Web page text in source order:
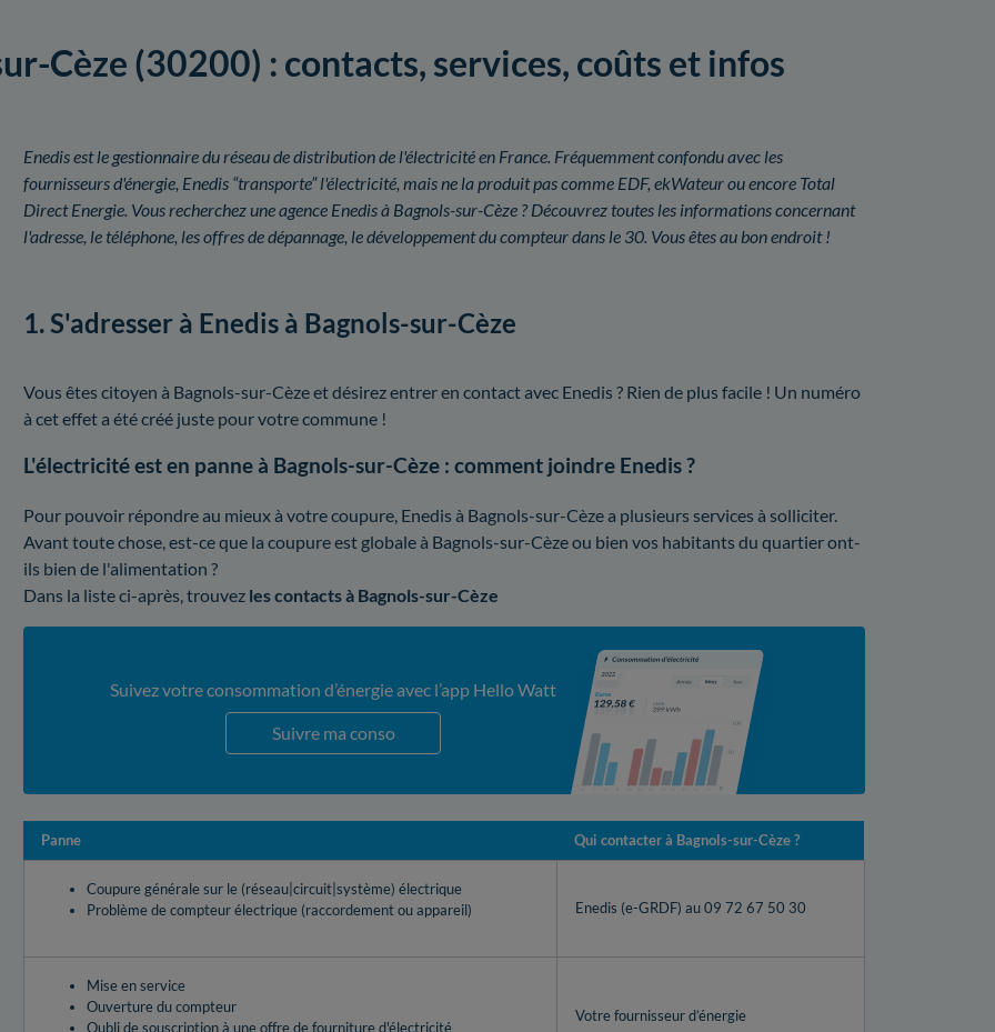
Cèze (30200) : contacts, services, coûts et infos
Enedis est le gestionnaire du réseau de distribution de l'électricité en France. Fréquemment confondu avec les
fournisseurs d'énergie, Enedis “transporte” l'électricité, mais ne la produit pas comme EDF, ekWateur ou encore Total
Direct Energie. Vous recherchez une agence Enedis à Bagnols-sur-Cèze ? Découvrez toutes les informations concernant
l'adresse, le téléphone, les offres de dépannage, le développement du compteur dans le 30. Vous êtes au bon endroit !
1. S'adresser à Enedis à Bagnols-sur-Cèze
Vous êtes citoyen à Bagnols-sur-Cèze et désirez entrer en contact avec Enedis ? Rien de plus facile ! Un numéro
à cet effet a été créé juste pour votre commune !
L'électricité est en panne à Bagnols-sur-Cèze : comment joindre Enedis ?
Pour pouvoir répondre au mieux à votre coupure, Enedis à Bagnols-sur-Cèze a plusieurs services à solliciter.
Avant toute chose, est-ce que la coupure est globale à Bagnols-sur-Cèze ou bien vos habitants du quartier ont-
ils bien de l'alimentation ?
Dans la liste ci-après, trouvez les contacts à Bagnols-sur-Cèze
Suivez votre consommation d’énergie avec l’app Hello Watt
Suivre ma conso
Panne Qui contacter à Bagnols-sur-Cèze ?
Coupure générale sur le (réseau|circuit|système) électrique
Problème de compteur électrique (raccordement ou appareil)
Enedis (e-GRDF) au 09 72 67 50 30
Mise en service
Ouverture du compteur
Oubli de souscription à une offre de fourniture d'électricité
Votre fournisseur d’énergie